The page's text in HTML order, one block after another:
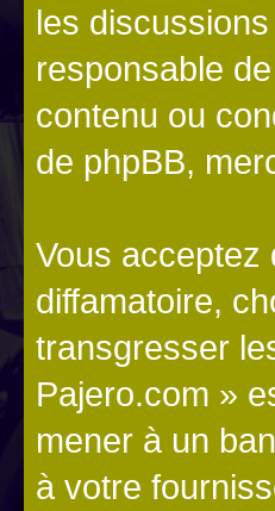
les
responsable
contenu ou
de phpBB,
Vous acceptez
diffamatoire,
transgresser
Pajero.com »
mener à un
à votre